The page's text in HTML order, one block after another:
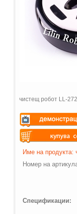
чистещ робот LL-
Warning
/web/m.liectroux-
global.com/
Warning
$vii_buy_now_text in
on line
42
Име на продукта:
Номер на артикул
Спецификации: